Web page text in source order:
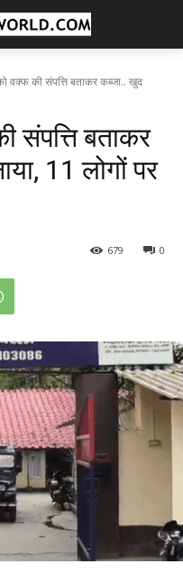
वक्फ की संपत्ति बताकर कब्जा.. खुद
संपत्ति बताकर
11 लोगों पर
0
679